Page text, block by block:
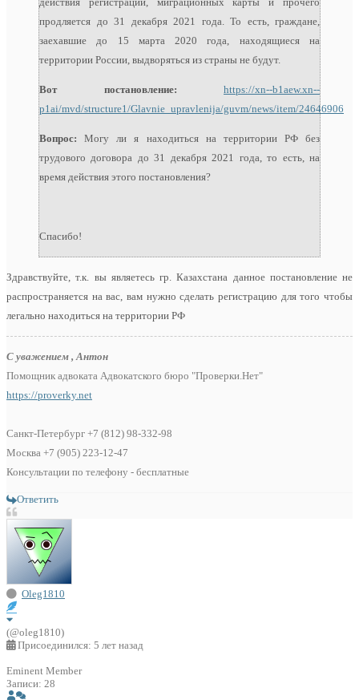
продляется до 31 декабря 2021 года. То есть, граждане,
заехавшие до 15 марта 2020 года, находящиеся на
территории России, выдворяться из страны не будут.
Вот постановление:
https://xn--b1aew.xn--
p1ai/mvd/structure1/Glavnie_upravlenija/guvm/news/item/24646906
Вопрос: Могу ли я находиться на территории РФ без
трудового договора до 31 декабря 2021 года, то есть, на
время действия этого постановления?
Спасибо!
Здравствуйте, т.к. вы являетесь гр. Казахстана данное постановление не
распространяется на вас, вам нужно сделать регистрацию для того чтобы
легально находиться на территории РФ
С уважением , Антон
Помощник адвоката Адвокатского бюро "Проверки.Нет"
https://proverky.net
Санкт-Петербург +7 (812) 98-332-98
Москва +7 (905) 223-12-47
Консультации по телефону - бесплатные
Ответить
Oleg1810
(@oleg1810)
Присоединился: 5 лет назад
Eminent Member
Записи: 28